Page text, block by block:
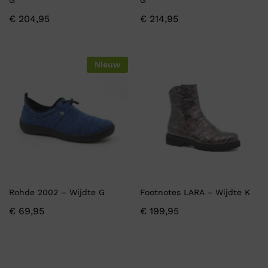
€ 204,95 € 214,95
Nieuw
Rohde 2002 – Wijdte G
€ 69,95
Footnotes LARA – Wijdte K
€ 199,95